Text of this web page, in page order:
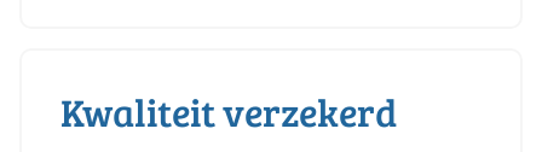
Kwaliteit verzekerd